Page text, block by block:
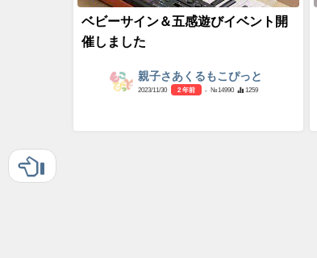
ベビーサイン＆五感遊びイベント開
催しました
親子さあくるもこぴっと
2023/11/30 2 年前 - №14990 1259